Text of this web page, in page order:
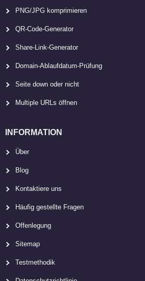
PNG/JPG komprimieren
QR-Code-Generator
Share-Link-Generator
Domain-Ablaufdatum-Prüfung
Seite down oder nicht
Multiple URLs öffnen
INFORMATION
Über
Blog
Kontaktiere uns
Häufig gestellte Fragen
Offenlegung
Sitemap
Testmethodik